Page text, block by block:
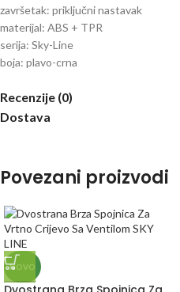
završetak: priključni nastavak
materijal: ABS + TPR
serija: Sky-Line
boja: plavo-crna
Recenzije (0)
Dostava
Povezani proizvodi
NOVO